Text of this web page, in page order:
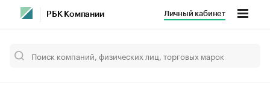
РБК Компании Личный кабинет